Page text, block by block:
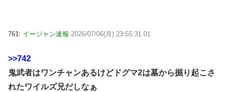
761: イージャン速報 2026/07/06(月) 23:55:31.01
>>742
鬼武者はワンチャンあるけどドグマ2は墓から掘り起こさ
れたワイルズ兄だしなぁ